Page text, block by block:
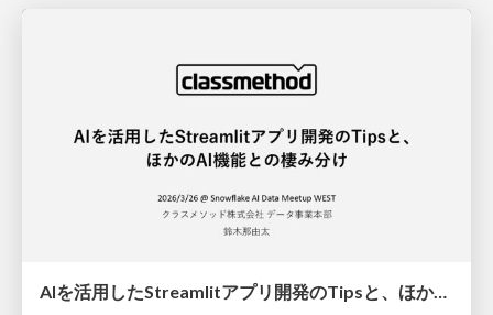
AIを活用したStreamlitアプリ開発のTipsと、ほかのAI機能との棲み分け